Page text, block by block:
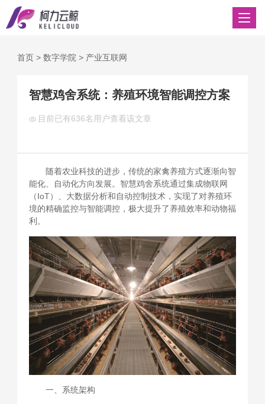
首页> 数字学院 > 产业互联网
智慧鸡舍系统：养殖环境智能调控方案
目前已有636名用户查看该文章
随着农业科技的进步，传统的家禽养殖方式逐渐向智
能化、自动化方向发展。智慧鸡舍系统通过集成物联网
（IoT）、大数据分析和自动控制技术，实现了对养殖环
境的精确监控与智能调控，极大提升了养殖效率和动物福
利。
一、系统架构